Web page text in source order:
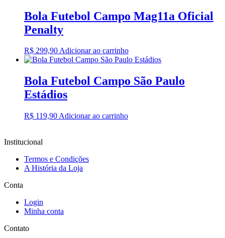
Bola Futebol Campo Mag11a Oficial
Penalty
R$ 299,90Adicionar ao carrinho
Bola Futebol Campo São Paulo
Estádios
R$ 119,90 Adicionar ao carrinho
Institucional
Termos e Condições
A História da Loja
Conta
Login
Minha conta
Contato